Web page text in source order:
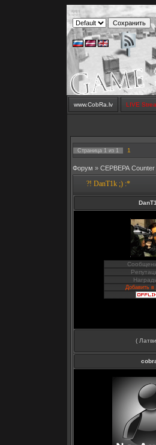
www.CobRa.lv LIVE
Страница 1 из 1 1
Форум » СЕРВЕРА Counter
?! DanT1k ;) :*
Добавить в
(